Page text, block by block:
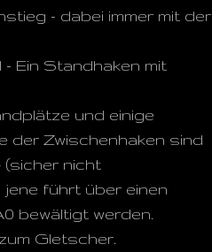
- dabei immer mit der
Ein Standhaken mit
und einige
der Zwischenhaken sind
(sicher nicht
führt über einen
bewältigt werden.
Gletscher.